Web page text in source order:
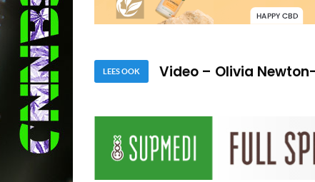
LEES OOK
TEDx-talk: de
Video – 4
TEDx-talk: de